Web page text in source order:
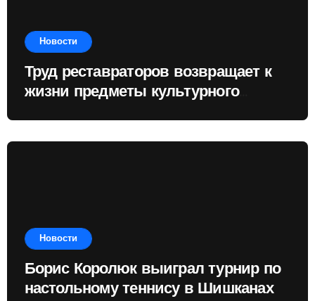
Новости
Труд реставраторов возвращает к
жизни предметы культурного
Новости
Борис Королюк выиграл турнир по
настольному теннису в Шишканах